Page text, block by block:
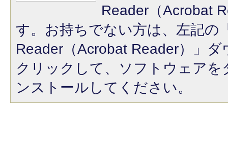
Reader（Acrobat
す。お持ちでない方は、左記の
Reader（Acrobat Reader）」
クリックして、ソフトウェア
ンストールしてください。